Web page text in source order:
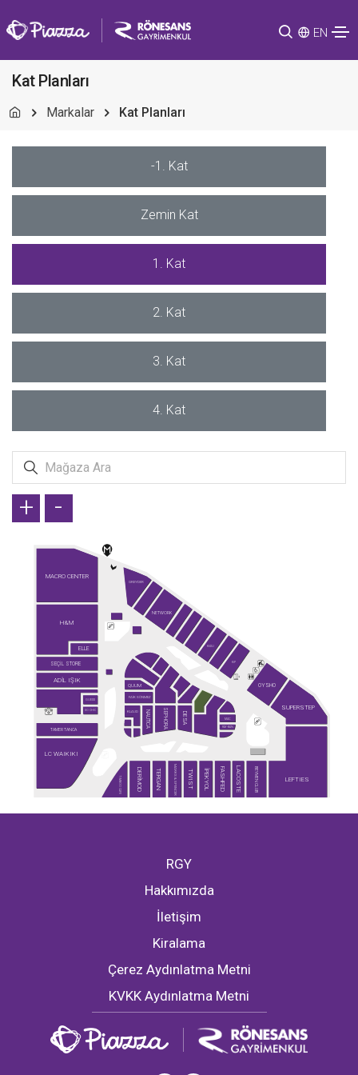
EN
Kat Planları
Markalar Kat Planları
-1. Kat
Zemin Kat
1. Kat
2. Kat
3. Kat
4. Kat
KİĞILI
ADİL IŞIK
GUESS
BEYMEN CLUB
QUUM
DERİMOD
DESA
ELLE
FAİK SÖNMEZ
GREYDER
H&M
İPEKYOL
KİP
KLAUD
LEFTIES
MAC
MACRO CENTER
MARKS & SPENCER LACOSTE
NAUTICA
NETWORK
OYSHO
RAY-BAN
SEÇİL STORE
SEPHORA
SO CHIC SUPERSTEP
TAMER TANCA
TERGAN
TİMBOO CAFE TWIST
LC WAIKIKI
FASHFED
+ -
RGY
Hakkımızda
İletişim
Kiralama
Çerez Aydınlatma Metni
KVKK Aydınlatma Metni